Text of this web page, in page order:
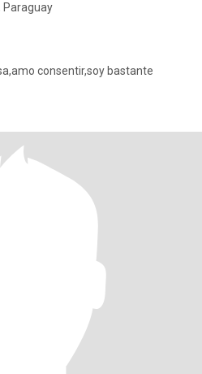
Paraguay
consentir,soy bastante